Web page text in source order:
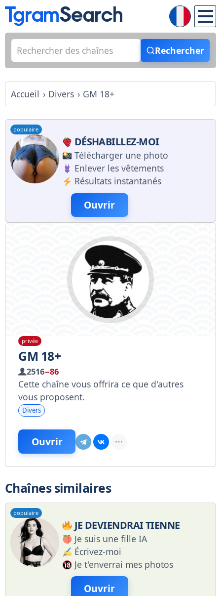
Rechercher
Accueil Divers GM 18+
populaire
DÉSHABILLEZ-MOI
Télécharger une photo
Enlever les vêtements
Résultats instantanés
Ouvrir
privée
GM 18+
2516−86
Cette chaîne vous offrira ce que d'autres
vous proposent.
Divers
Ouvrir
Chaînes similaires
populaire
JE DEVIENDRAI TIENNE
Je suis une fille IA
Écrivez-moi
Je t'enverrai mes photos
Ouvrir